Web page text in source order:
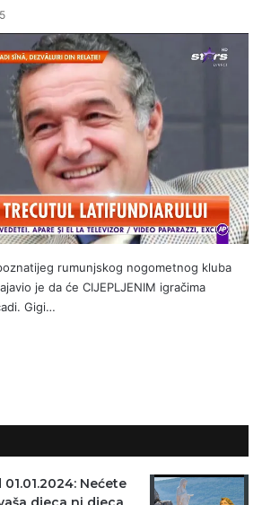
rumunjskog nogometnog kluba
je da će CIJEPLJENIM igračima
Gigi…
Nećete